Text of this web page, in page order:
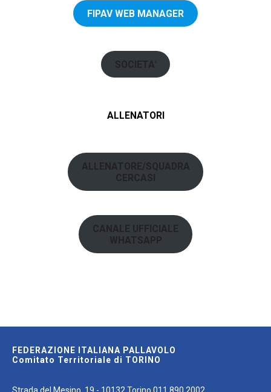
FIPAV WEB MANAGER
SOCIETA'
ALLENATORI
ALLENATORE/SQUADRA
CERCASI
CANALE UFFICIALE
WHATSAPP
FEDERAZIONE ITALIANA PALLAVOLO
Comitato Territoriale di TORINO